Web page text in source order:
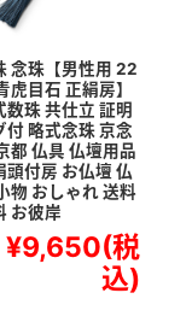
念珠【男性用 22
虎目石 正絹房】
数珠 共仕立 証明
付 略式念珠 京念
都 仏具 仏壇用品
頭付房 お仏壇 仏
物 おしゃれ 送料
お彼岸
¥9,650(税
込)